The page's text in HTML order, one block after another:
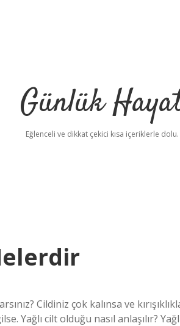
Günlük
Eğlenceli ve dikkat çekici kısa içeriklerle dolu.
Cildiniz çok kalınsa ve
Yağlı cilt olduğu nasıl anlaşılır?